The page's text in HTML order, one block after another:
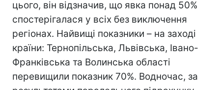
цього, він відзначив, що явка понад 50%
спостерігалася у всіх без виключення
регіонах. Найвищі показники – на заході
країни: Тернопільська, Львівська, Івано-
Франківська та Волинська області
перевищили показник 70%. Водночас, за